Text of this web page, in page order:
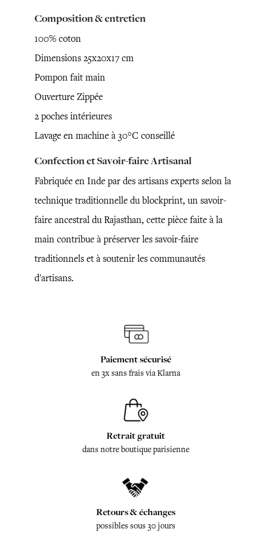
Composition & entretien
100% coton
Dimensions 25x20x17 cm
Pompon fait main
Ouverture Zippée
2 poches intérieures
Lavage en machine à 30°C conseillé
Confection et Savoir-faire Artisanal
Fabriquée en Inde par des artisans experts selon la
technique traditionnelle du blockprint, un savoir-
faire ancestral du Rajasthan, cette pièce faite à la
main contribue à préserver les savoir-faire
traditionnels et à soutenir les communautés
d'artisans.
Paiement sécurisé
en 3x sans frais via Klarna
Retrait gratuit
dans notre boutique parisienne
Retours & échanges
possibles sous 30 jours